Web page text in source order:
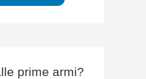
prime armi?